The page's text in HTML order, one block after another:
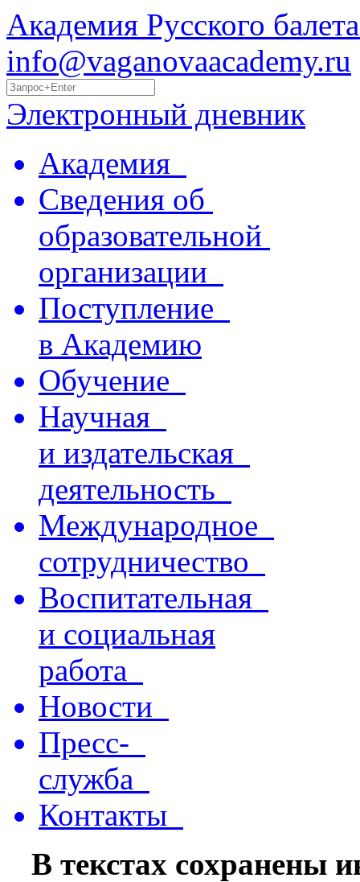
Академия Русского
info@vaganovaacademy.ru
Электронный дневник
Академия
Сведения об
образовательной
организации
Поступление
в Академию
Обучение
Научная
и издательская
деятельность
Международное
сотрудничество
Воспитательная
и социальная
работа
Новости
Пресс-
служба
Контакты
В текстах сохранены